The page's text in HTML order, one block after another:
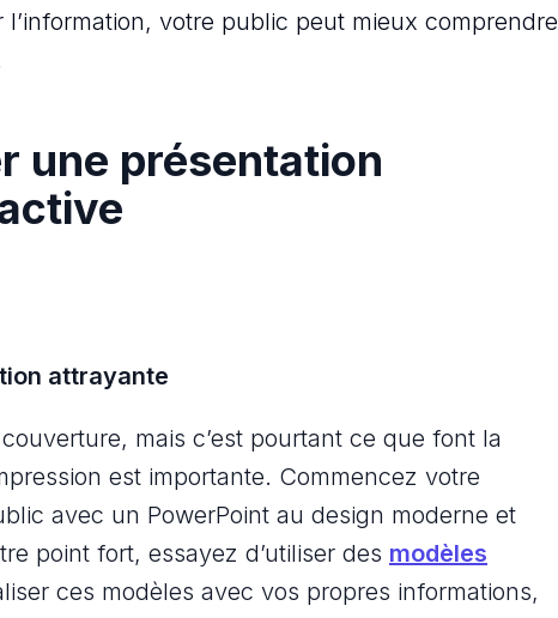
votre public peut mieux comprendre
une présentation
attrayante
mais c’est pourtant ce que font la
est importante. Commencez votre
avec un PowerPoint au design moderne et
point fort, essayez d’utiliser des modèles
ces modèles avec vos propres informations,